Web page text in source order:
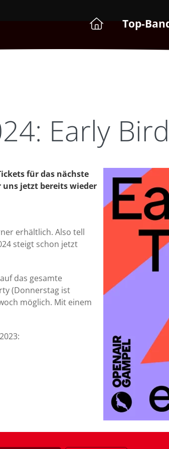
Top-
Early
für das nächste
uns jetzt bereits wieder
erhältlich. Also tell
steigt schon jetzt
das gesamte
(Donnerstag ist
möglich. Mit einem